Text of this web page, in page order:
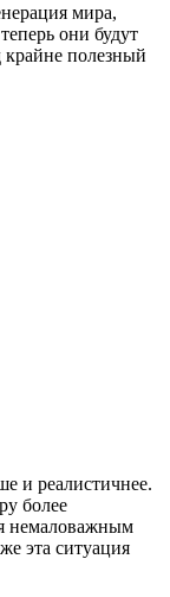
мира,
они будут
крайне полезный
и реалистичнее.
более
немаловажным
эта ситуация